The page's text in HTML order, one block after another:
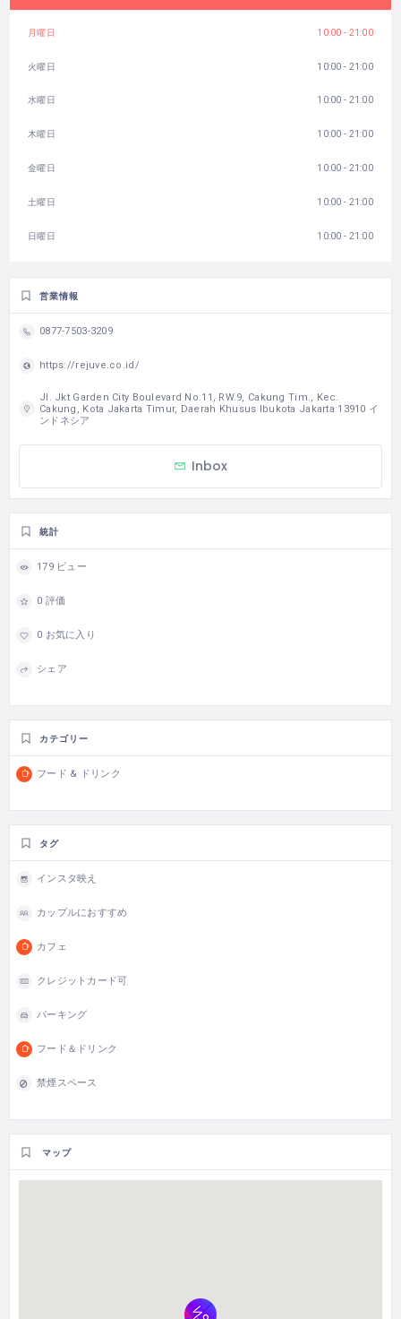
月曜日 10:00 - 21:00
火曜日 10:00 - 21:00
水曜日 10:00 - 21:00
木曜日 10:00 - 21:00
金曜日 10:00 - 21:00
土曜日 10:00 - 21:00
日曜日 10:00 - 21:00
営業情報
0877-7503-3209
https://rejuve.co.id/
Jl. Jkt Garden City Boulevard No.11, RW.9, Cakung Tim., Kec.
Cakung, Kota Jakarta Timur, Daerah Khusus Ibukota Jakarta 13910 イ
ンドネシア
Inbox
統計
179 ビュー
0 評価
0 お気に入り
シェア
カテゴリー
フード & ドリンク
タグ
インスタ映え
カップルにおすすめ
カフェ
クレジットカード可
パーキング
フード＆ドリンク
禁煙スペース
マップ